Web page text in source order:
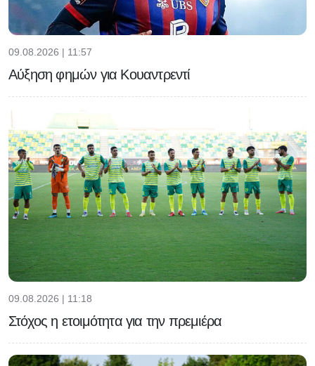
09.08.2026 | 11:57
Αύξηση φημών για Κουαντρεντί
09.08.2026 | 11:18
Στόχος η ετοιμότητα για την πρεμιέρα